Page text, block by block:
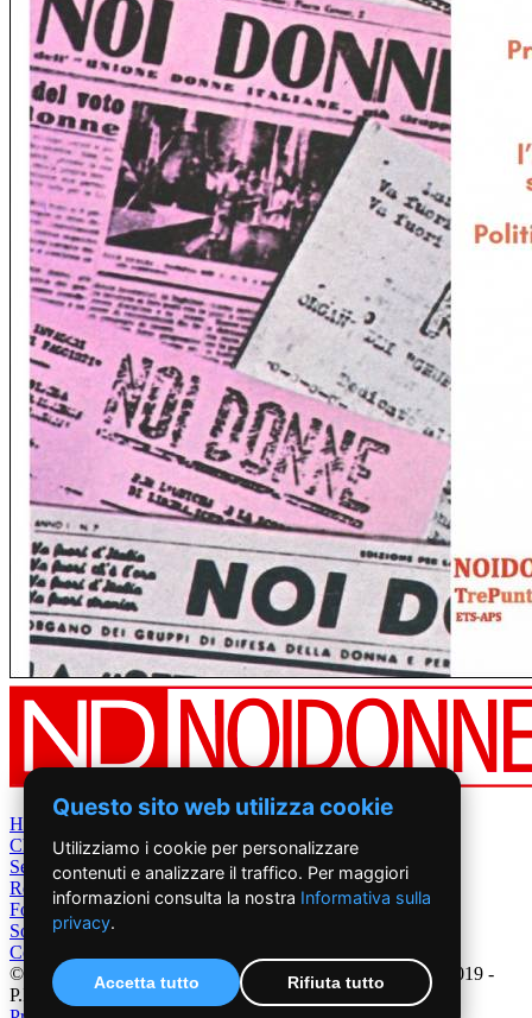
Home
Chi Siamo
Settimanale
Rete News
Foto&Video
Sostienici
Contatti
©2019 - NoiDonne - Iscrizione ROC n.33421 del 23 /09/ 2019 -
P.IVA 00878931005
Questo sito web utilizza cookie
Utilizziamo i cookie per personalizzare
contenuti e analizzare il traffico. Per maggiori
informazioni consulta la nostra Informativa sulla
privacy.
Accetta tutto Rifiuta tutto